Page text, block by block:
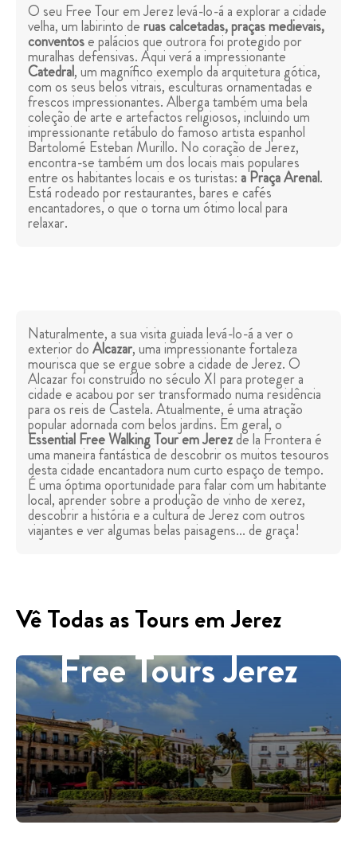
O seu Free Tour em Jerez levá-lo-á a explorar a cidade
velha, um labirinto deruas calcetadas, praças medievais,
conventose palácios que outrora foi protegido por
muralhas defensivas. Aqui verá a impressionante
Catedral, um magnífico exemplo da arquitetura gótica,
com os seus belos vitrais, esculturas ornamentadas e
frescos impressionantes. Alberga também uma bela
coleção de arte e artefactos religiosos, incluindo um
impressionante retábulo do famoso artista espanhol
Bartolomé Esteban Murillo. No coração de Jerez,
encontra-se também um dos locais mais populares
entre os habitantes locais e os turistas: a Praça Arenal.
Está rodeado por restaurantes, bares e cafés
encantadores, o que o torna um ótimo local para
relaxar.
Naturalmente, a sua visita guiada levá-lo-á a ver o
exterior doAlcazar, uma impressionante fortaleza
mourisca que se ergue sobre a cidade de Jerez. O
Alcazar foi construído no século XI para proteger a
cidade e acabou por ser transformado numa residência
para os reis de Castela. Atualmente, é uma atração
popular adornada com belos jardins. Em geral, o
Essential Free Walking Tour em Jerezde la Frontera é
uma maneira fantástica de descobrir os muitos tesouros
desta cidade encantadora num curto espaço de tempo.
É uma óptima oportunidade para falar com um habitante
local, aprender sobre a produção de vinho de xerez,
descobrir a história e a cultura de Jerez com outros
viajantes e ver algumas belas paisagens... de graça!
Vê Todas as Tours em Jerez
Free Tours Jerez